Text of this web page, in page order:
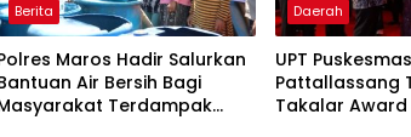
Berita
Maros Hadir Salurkan
Air Bersih Bagi
Terdampak
Daerah
UPT Puskesmas
Pattallassang
Takalar Award